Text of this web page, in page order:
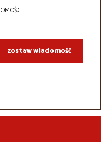
zostaw wiadomość